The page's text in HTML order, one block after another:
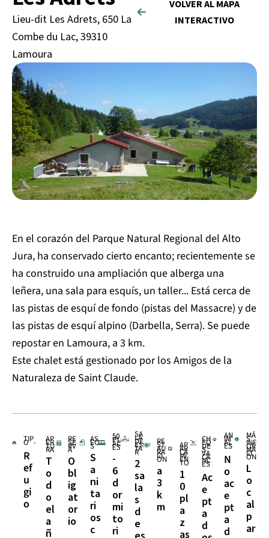
Lieu-dit Les Adrets, 650 La
Combe du Lac, 39310
Lamoura
VOLVER AL MAPA
INTERACTIVO
En el corazón del Parque Natural Regional del Alto
Jura, ha conservado cierto encanto; recientemente se
ha construido una ampliación que alberga una
leñera, una sala para esquís, un taller... Está cerca de
las pistas de esquí de fondo (pistas del Massacre) y de
las pistas de esquí alpino (Darbella, Serra). Se puede
repostar en Lamoura, a 3 km.
Este chalet está gestionado por los Amigos de la
Naturaleza de Saint Claude.
TIP
O
R
ef
u
gi
o
AP
ER
TU
RA
T
o
d
o
el
a
ñ
RE
SE
RV
A
O
bl
ig
at
or
io
AS
EO
S
S
a
ni
ta
ri
os
c
50
PL
AC
ES
-
6
d
or
mi
to
ri
SA
LA
DE
ES
TA
R
2
sa
la
s
d
e
RE
ST
AU
RA
CI
ÓN
a
3
k
m
AP
AR
CA
MI
EN
TO
1
0
pl
a
z
as
CH
ÈQ
UE
S
VA
CA
NC
ES
Ac
e
pt
a
d
AN
IM
AL
ES
N
o
ac
e
pt
a
d
MÁ
S
INF
OR
MA
CI
ÓN
L
o
c
al
p
ar